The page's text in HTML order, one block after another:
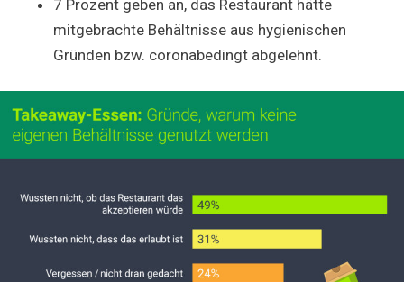
7 Prozent geben an, das Restaurant hätte
mitgebrachte Behältnisse aus hygienischen
Gründen bzw. coronabedingt abgelehnt.